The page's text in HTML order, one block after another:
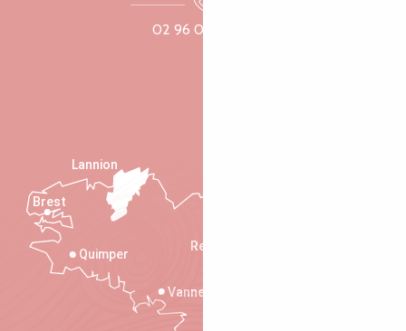
02 96 05 60 70
Rennes
Vannes
Quimper
Lannion
Brest